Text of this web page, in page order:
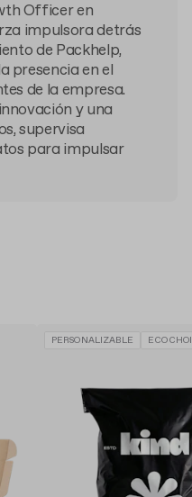
Officer en
impulsora detrás
de Packhelp,
presencia en el
de la empresa.
y una
supervisa
para impulsar
PERSONALIZABLE ECO